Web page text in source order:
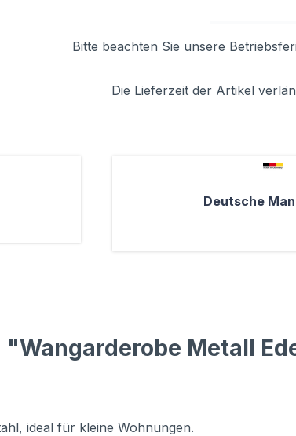
Bitte beachten Sie unsere
Die Lieferzeit der Artikel
Deutsche
Metall
ideal für kleine Wohnungen.